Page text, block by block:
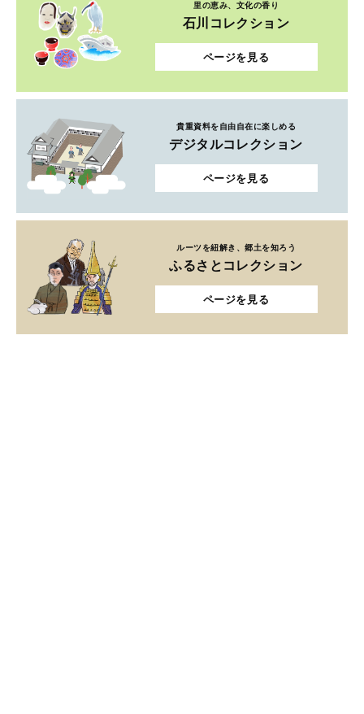
里の恵み、文化の香り
石川コレクション
ページを見る
貴重資料を自由自在に楽しめる
デジタルコレクション
ページを見る
ルーツを紐解き、郷土を知ろう
ふるさとコレクション
ページを見る